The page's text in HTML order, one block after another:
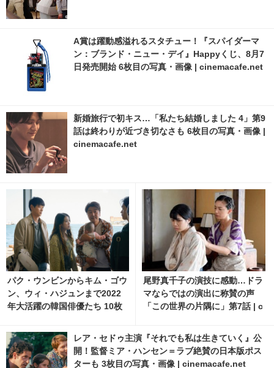
A賞は躍動感溢れるスタチュー！『スパイダーマ
ン：ブランド・ニュー・デイ』Happyくじ、8月7
日発売開始 6枚目の写真・画像 | cinemacafe.net
新婚旅行で初キス…「私たち結婚しました 4」第9
話は終わりが近づき切なさも 6枚目の写真・画像 |
cinemacafe.net
パク・ウンビンからキム・ゴウ
ン、ウィ・ハジュンまで2022
年大活躍の韓国俳優たち 10枚
net
尾野真千子の演技に感動…ドラ
マならではの演出に称賛の声
「この世界の片隅に」第7話 | c
レア・セドゥ主演『それでも私は生きていく』公
開！監督ミア・ハンセン＝ラブ絶賛の日本版ポス
ターも 3枚目の写真・画像 | cinemacafe.net